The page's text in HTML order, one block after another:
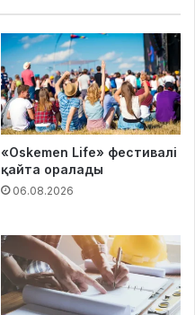
«Oskemen Life» фестивалі
қайта оралады
06.08.2026